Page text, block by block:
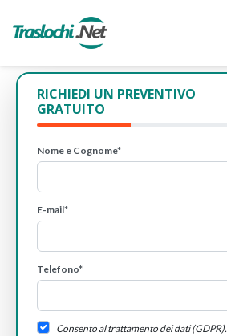
RICHIEDI UN PREVENTIVO
GRATUITO
Nome e Cognome*
E-mail*
Telefono*
Consento al trattamento dei dati (GDPR).